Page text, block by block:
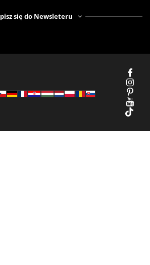
się do Newsleteru